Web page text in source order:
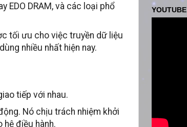
EDO DRAM, và các loại phổ
tối ưu cho việc truyền dữ liệu
nhiều nhất hiện nay.
tiếp với nhau.
Nó chịu trách nhiệm khởi
điều hành.
YOUTUBE